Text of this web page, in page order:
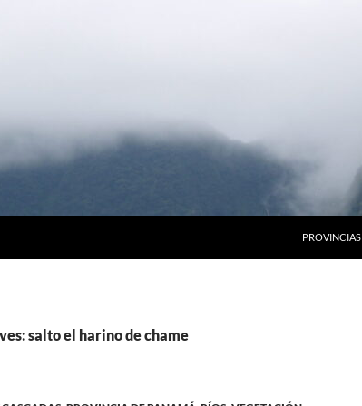
PROVINCIAS
salto el harino de chame